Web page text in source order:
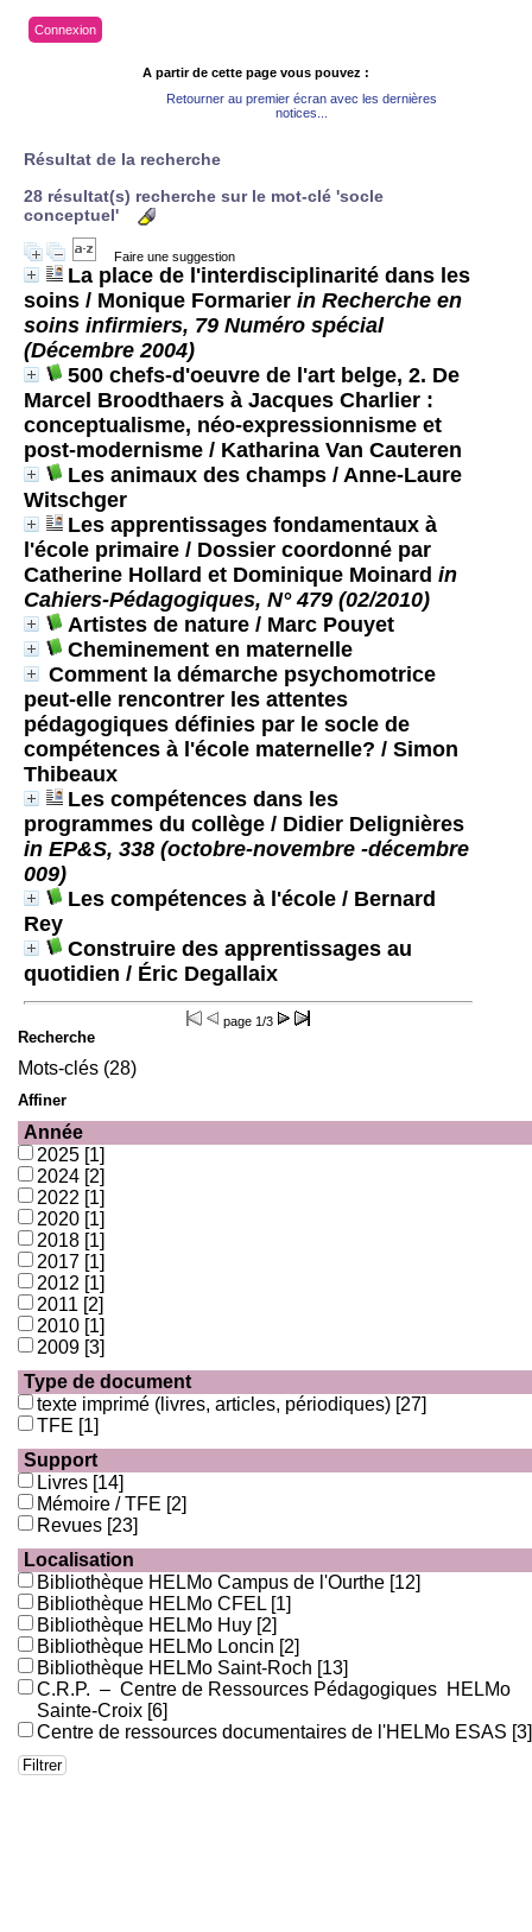
Connexion
A partir de cette page vous pouvez :
Retourner au premier écran avec les dernières
notices...
Résultat de la recherche
28 résultat(s) recherche sur le mot-clé 'socle
conceptuel'
Faire une suggestion
La place de l'interdisciplinarité dans les
soins / Monique Formarier in Recherche en
soins infirmiers, 79 Numéro spécial
(Décembre 2004)
500 chefs-d'oeuvre de l'art belge, 2. De
Marcel Broodthaers à Jacques Charlier :
conceptualisme, néo-expressionnisme et
post-modernisme / Katharina Van Cauteren
Les animaux des champs / Anne-Laure
Witschger
Les apprentissages fondamentaux à
l'école primaire / Dossier coordonné par
Catherine Hollard et Dominique Moinard in
Cahiers-Pédagogiques, N° 479 (02/2010)
Artistes de nature / Marc Pouyet
Cheminement en maternelle
Comment la démarche psychomotrice
peut-elle rencontrer les attentes
pédagogiques définies par le socle de
compétences à l'école maternelle? / Simon
Thibeaux
Les compétences dans les
programmes du collège / Didier Delignières
in EP&S, 338 (octobre-novembre -décembre
009)
Les compétences à l'école / Bernard
Rey
Construire des apprentissages au
quotidien / Éric Degallaix
page 1/3
Recherche
Mots-clés (28)
Affiner
Année
2025 [1]
2024 [2]
2022 [1]
2020 [1]
2018 [1]
2017 [1]
2012 [1]
2011 [2]
2010 [1]
2009 [3]
Type de document
texte imprimé (livres, articles, périodiques) [27]
TFE [1]
Support
Livres [14]
Mémoire / TFE [2]
Revues [23]
Localisation
Bibliothèque HELMo Campus de l'Ourthe [12]
Bibliothèque HELMo CFEL [1]
Bibliothèque HELMo Huy [2]
Bibliothèque HELMo Loncin [2]
Bibliothèque HELMo Saint-Roch [13]
C.R.P. – Centre de Ressources Pédagogiques HELMo
Sainte-Croix [6]
Centre de ressources documentaires de l'HELMo ESAS [3]